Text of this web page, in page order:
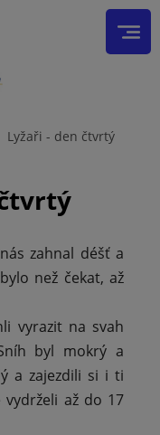
Lyžaři - den čtvrtý
zahnal déšť a
než čekat, až
vyrazit na svah
byl mokrý a
a zajezdili si i ti
vydrželi až do 17